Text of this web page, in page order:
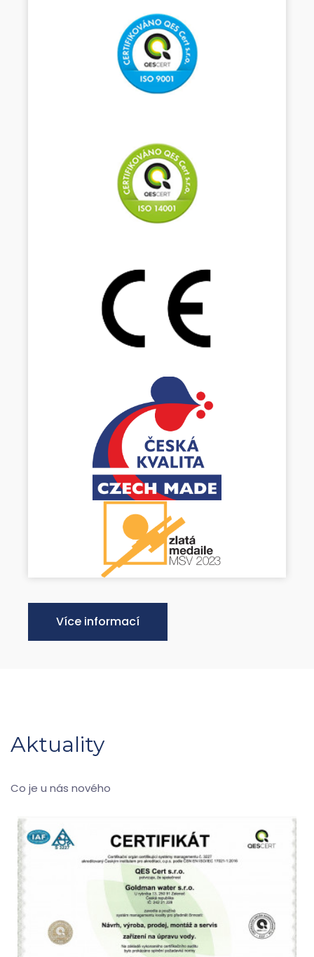
Více informací
Aktuality
Co je u nás nového